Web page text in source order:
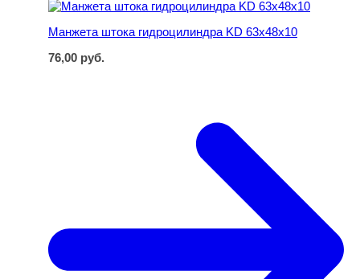
Манжета штока гидроцилиндра KD 63х48х10
76,00 руб.